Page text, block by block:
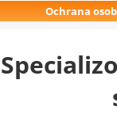
Ochrana